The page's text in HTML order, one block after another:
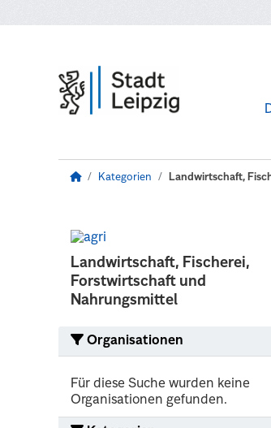
Kategorien Landwirtschaft,
Landwirtschaft, Fischerei,
Forstwirtschaft und
Nahrungsmittel
Organisationen
Für diese Suche wurden keine
Organisationen gefunden.